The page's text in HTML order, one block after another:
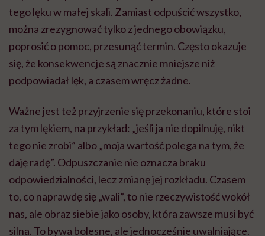
tego lęku w małej skali. Zamiast odpuścić wszystko,
można zrezygnować tylko z jednego obowiązku,
poprosić o pomoc, przesunąć termin. Często okazuje
się, że konsekwencje są znacznie mniejsze niż
podpowiadał lęk, a czasem wręcz żadne.
Ważne jest też przyjrzenie się przekonaniu, które stoi
za tym lękiem, na przykład: „jeśli ja nie dopilnuję, nikt
tego nie zrobi” albo „moja wartość polega na tym, że
daję radę”. Odpuszczanie nie oznacza braku
odpowiedzialności, lecz zmianę jej rozkładu. Czasem
to, co naprawdę się „wali”, to nie rzeczywistość wokół
nas, ale obraz siebie jako osoby, która zawsze musi być
silna. To bywa bolesne, ale jednocześnie uwalniające.